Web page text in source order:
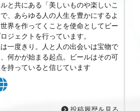
と共にある「美しいものや楽しいこ
、あらゆる人の人生を豊かにするよ
界を作ってくことを使命としてビー
ジェクトを行っています。
一度きり。人と人の出会いは宝物で
何かが始まる起点。ビールはその可
持っていると信じています